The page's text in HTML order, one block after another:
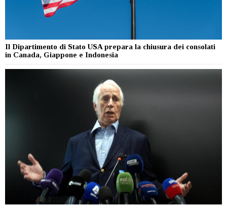
Il Dipartimento di Stato USA prepara la chiusura dei consolati
in Canada, Giappone e Indonesia